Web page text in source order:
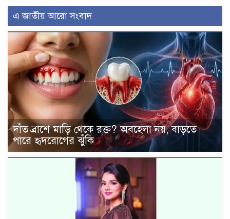
এ জাতীয় আরো সংবাদ
দাঁত ব্রাশে মাড়ি থেকে রক্ত? অবহেলা নয়, বাড়তে
পারে হৃদরোগের ঝুঁকি